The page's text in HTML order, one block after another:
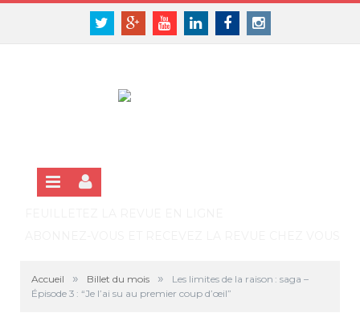
Panneau de gestion des cookies
TwitterGoogle+YoutubeLinkedinFacebookInstagram
SE CONNECTER
Accueil » Billet du mois »
Les limites de la raison : saga –
Épisode 3 : “Je l’ai su au premier coup d’œil”